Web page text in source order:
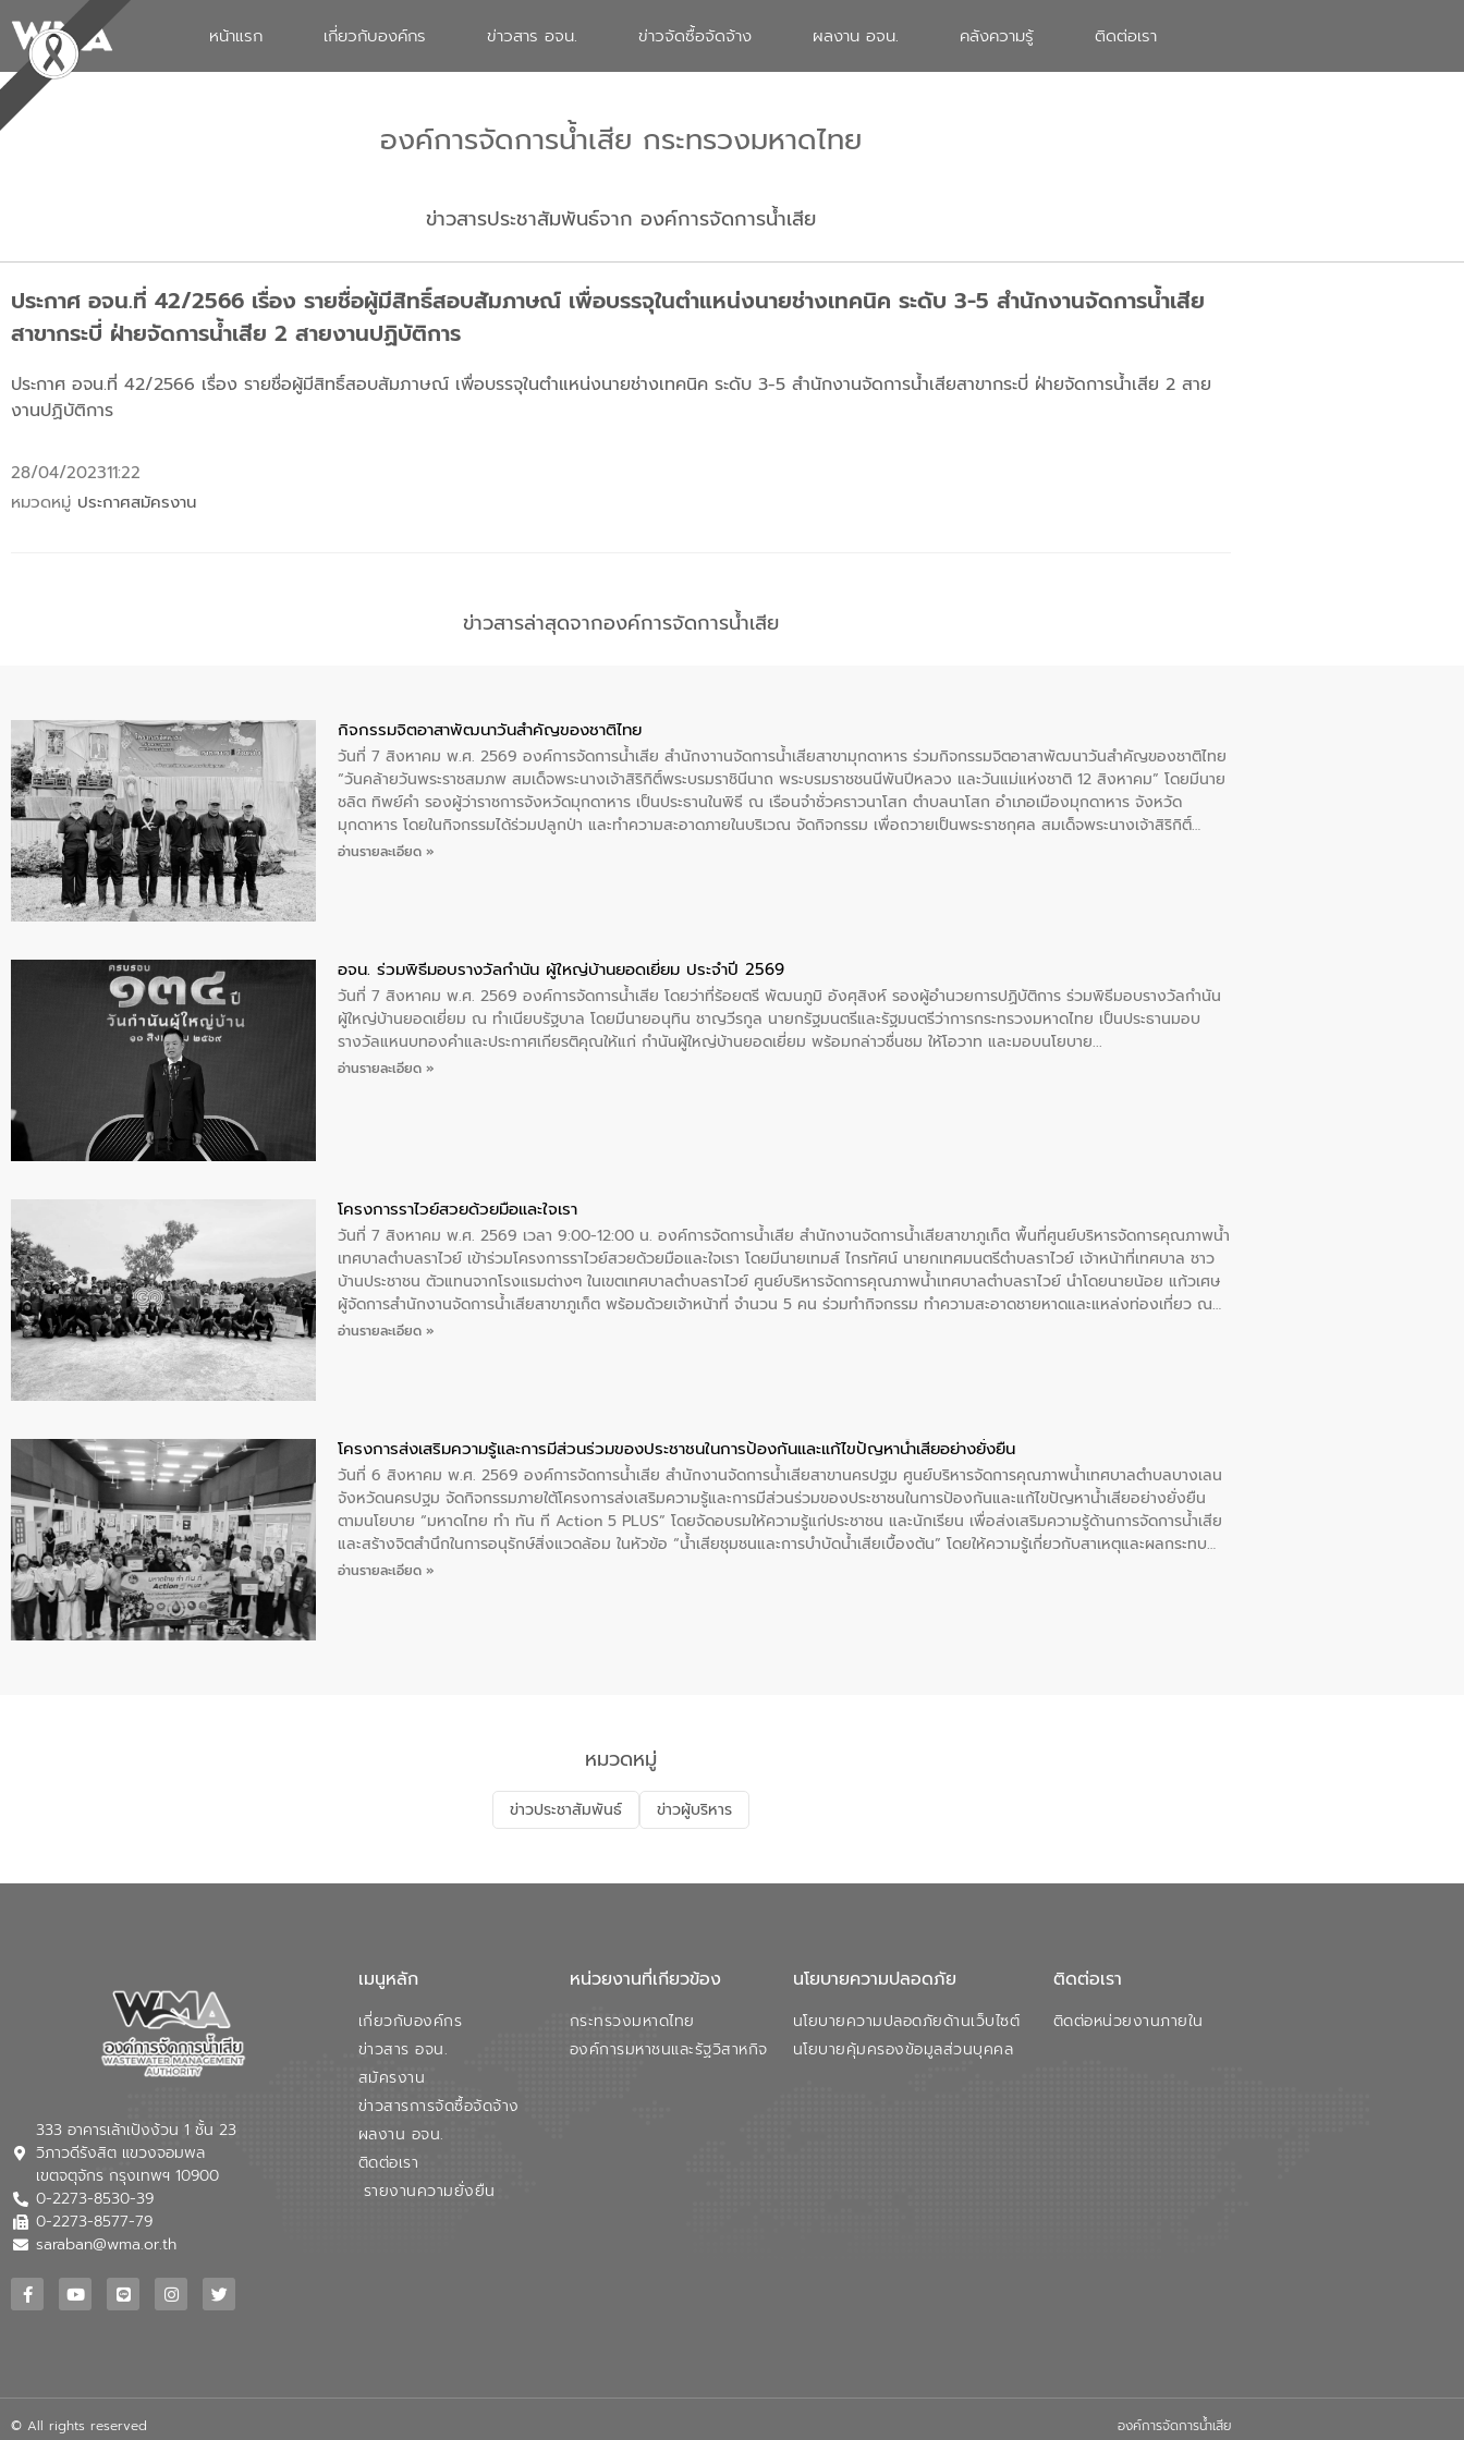
หน้าแรก เกี่ยวกับองค์กร ข่าวสาร อจน. ข่าวจัดซื้อจัดจ้าง ผลงาน อจน. คลังความรู้ ติดต่อเรา
องค์การจัดการน้ำเสีย กระทรวงมหาดไทย
ข่าวสารประชาสัมพันธ์จาก องค์การจัดการน้ำเสีย
ประกาศ อจน.ที่ 42/2566 เรื่อง รายชื่อผู้มีสิทธิ์สอบสัมภาษณ์ เพื่อบรรจุในตำแหน่งนายช่างเทคนิค ระดับ 3-5 สำนักงานจัดการน้ำเสีย
สาขากระบี่ ฝ่ายจัดการน้ำเสีย 2 สายงานปฏิบัติการ
ประกาศ อจน.ที่ 42/2566 เรื่อง รายชื่อผู้มีสิทธิ์สอบสัมภาษณ์ เพื่อบรรจุในตำแหน่งนายช่างเทคนิค ระดับ 3-5 สำนักงานจัดการน้ำเสียสาขากระบี่ ฝ่ายจัดการน้ำเสีย 2 สาย
งานปฏิบัติการ
28/04/202311:22
หมวดหมู่ ประกาศสมัครงาน
ข่าวสารล่าสุดจากองค์การจัดการน้ำเสีย
กิจกรรมจิตอาสาพัฒนาวันสําคัญของชาติไทย
วันที่ 7 สิงหาคม พ.ศ. 2569 องค์การจัดการน้ำเสีย สำนักงาานจัดการน้ำเสียสาขามุกดาหาร ร่วมกิจกรรมจิตอาสาพัฒนาวันสําคัญของชาติไทย
“วันคล้ายวันพระราชสมภพ สมเด็จพระนางเจ้าสิริกิติ์พระบรมราชินีนาถ พระบรมราชชนนีพันปีหลวง และวันแม่แห่งชาติ 12 สิงหาคม” โดยมีนาย
ชลิต ทิพย์คำ รองผู้ว่าราชการจังหวัดมุกดาหาร เป็นประธานในพิธี ณ เรือนจําชั่วคราวนาโสก ตําบลนาโสก อําเภอเมืองมุกดาหาร จังหวัด
มุกดาหาร โดยในกิจกรรมได้ร่วมปลูกป่า และทําความสะอาดภายในบริเวณ จัดกิจกรรม เพื่อถวายเป็นพระราชกุศล สมเด็จพระนางเจ้าสิริกิติ์
พระบรมราชินีนาถ พระบรมราชชนนีพันปีหลวง พร้อมถวายสัจปฏิญาณ ทำความดีด้วยหัวใจ
อ่านรายละเอียด »
อจน. ร่วมพิธีมอบรางวัลกำนัน ผู้ใหญ่บ้านยอดเยี่ยม ประจำปี 2569
วันที่ 7 สิงหาคม พ.ศ. 2569 องค์การจัดการน้ำเสีย โดยว่าที่ร้อยตรี พัฒนภูมิ อังศุสิงห์ รองผู้อำนวยการปฏิบัติการ ร่วมพิธีมอบรางวัลกำนัน
ผู้ใหญ่บ้านยอดเยี่ยม ณ ทำเนียบรัฐบาล โดยมีนายอนุทิน ชาญวีรกูล นายกรัฐมนตรีและรัฐมนตรีว่าการกระทรวงมหาดไทย เป็นประธานมอบ
รางวัลแหนบทองคำและประกาศเกียรติคุณให้แก่ กำนันผู้ใหญ่บ้านยอดเยี่ยม พร้อมกล่าวชื่นชม ให้โอวาท และมอบนโยบาย
อ่านรายละเอียด »
โครงการราไวย์สวยด้วยมือและใจเรา
วันที่ 7 สิงหาคม พ.ศ. 2569 เวลา 9:00-12:00 น. องค์การจัดการน้ำเสีย สำนักงานจัดการน้ำเสียสาขาภูเก็ต พื้นที่ศูนย์บริหารจัดการคุณภาพน้ำ
เทศบาลตำบลราไวย์ เข้าร่วมโครงการราไวย์สวยด้วยมือและใจเรา โดยมีนายเทมส์ ไกรทัศน์ นายกเทศมนตรีตำบลราไวย์ เจ้าหน้าที่เทศบาล ชาว
บ้านประชาชน ตัวแทนจากโรงแรมต่างๆ ในเขตเทศบาลตำบลราไวย์ ศูนย์บริหารจัดการคุณภาพน้ำเทศบาลตำบลราไวย์ นำโดยนายน้อย แก้วเศษ
ผู้จัดการสำนักงานจัดการน้ำเสียสาขาภูเก็ต พร้อมด้วยเจ้าหน้าที่ จำนวน 5 คน ร่วมทำกิจกรรม ทำความสะอาดชายหาดและแหล่งท่องเที่ยว ณ
บริเวณแหลมพรหมเทพ หมู่ที่ 6 ตำบลราไวย์ อำเภอเมือง จังหวัดภูเก็ต
อ่านรายละเอียด »
โครงการส่งเสริมความรู้และการมีส่วนร่วมของประชาชนในการป้องกันและแก้ไขปัญหาน้ำเสียอย่างยั่งยืน
วันที่ 6 สิงหาคม พ.ศ. 2569 องค์การจัดการน้ำเสีย สำนักงานจัดการน้ำเสียสาขานครปฐม ศูนย์บริหารจัดการคุณภาพน้ำเทศบาลตำบลบางเลน
จังหวัดนครปฐม จัดกิจกรรมภายใต้โครงการส่งเสริมความรู้และการมีส่วนร่วมของประชาชนในการป้องกันและแก้ไขปัญหาน้ำเสียอย่างยั่งยืน
ตามนโยบาย “มหาดไทย ทำ ทัน ที Action 5 PLUS” โดยจัดอบรมให้ความรู้แก่ประชาชน และนักเรียน เพื่อส่งเสริมความรู้ด้านการจัดการน้ำเสีย
และสร้างจิตสำนึกในการอนุรักษ์สิ่งแวดล้อม ในหัวข้อ “น้ำเสียชุมชนและการบำบัดน้ำเสียเบื้องต้น” โดยให้ความรู้เกี่ยวกับสาเหตุและผลกระทบ
ของน้ำเสีย แนวทางการลดการเกิดน้ำเสียจากแหล่งกำเนิด การบำบัดน้ำเสียเบื้องต้นในครัวเรือน ณ เทศบาลตำบลบางเลน จังหวัดนครปฐม
อ่านรายละเอียด »
หมวดหมู่
ข่าวประชาสัมพันธ์ ข่าวผู้บริหาร
333 อาคารเล้าเป้งง้วน 1 ชั้น 23
วิภาวดีรังสิต แขวงจอมพล
เขตจตุจักร กรุงเทพฯ 10900
0-2273-8530-39
0-2273-8577-79
saraban@wma.or.th
เมนูหลัก
เกี่ยวกับองค์กร
ข่าวสาร อจน.
สมัครงาน
ข่าวสารการจัดซื้อจัดจ้าง
ผลงาน อจน.
ติดต่อเรา
รายงานความยั่งยืน
หน่วยงานที่เกียวข้อง
กระทรวงมหาดไทย
องค์การมหาชนและรัฐวิสาหกิจ
นโยบายความปลอดภัย
นโยบายความปลอดภัยด้านเว็บไซต์
นโยบายคุ้มครองข้อมูลส่วนบุคคล
ติดต่อเรา
ติดต่อหน่วยงานภายใน
© All rights reserved องค์การจัดการน้ำเสีย